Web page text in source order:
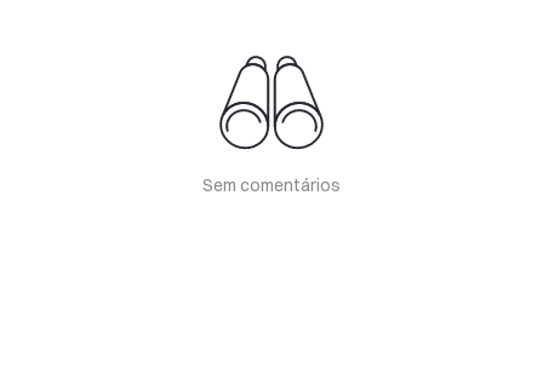
Sem comentários